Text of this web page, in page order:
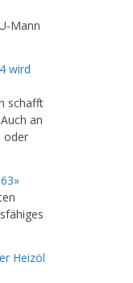
Mann
wird
schafft
an
oder
Heizöl